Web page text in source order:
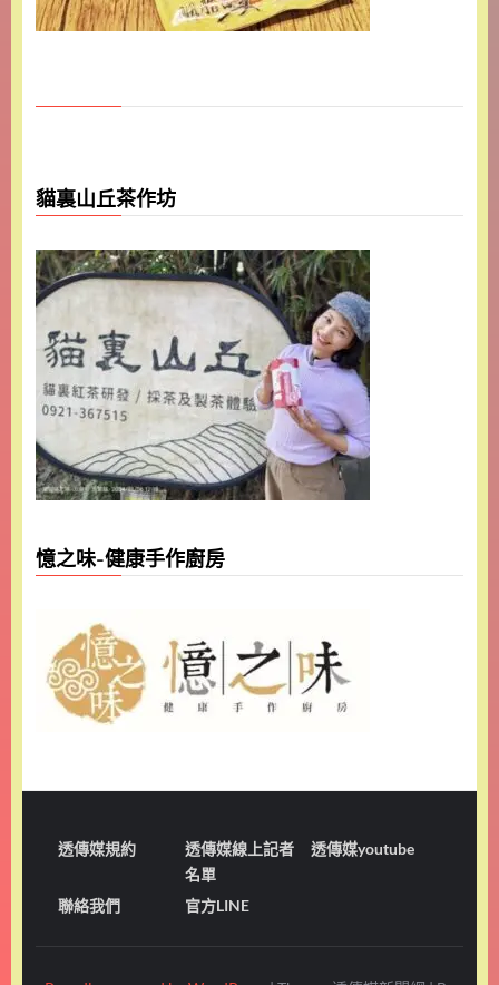
貓裏山丘茶作坊
憶之味-健康手作廚房
透傳媒規約
透傳媒線上記者
名單
透傳媒youtube
聯絡我們 官方LINE